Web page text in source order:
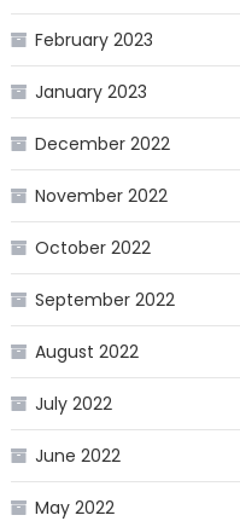
February 2023
January 2023
December 2022
November 2022
October 2022
September 2022
August 2022
July 2022
June 2022
May 2022